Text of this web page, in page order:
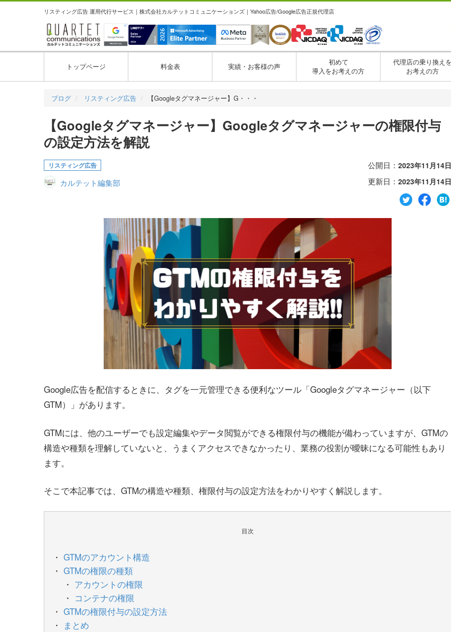
リスティング広告 運用代行サービス｜株式会社カルテットコミュニケーションズ｜Yahoo広告/Google広告正規代理店
トップページ 料金表 実績・お客様の声
初めて
導入をお考えの方
代理店の乗り換え
お考えの方
ブログ リスティング広告 【Googleタグマネージャー】G・・・
【Googleタグマネージャー】Googleタグマネージャーの権限付与
の設定方法を解説
リスティング広告
カルテット編集部
公開日： 2023年11月14日
更新日： 2023年11月14日
Google広告を配信するときに、タグを一元管理できる便利なツール「Googleタグマネージャー（以下
GTM）」があります。
GTMには、他のユーザーでも設定編集やデータ閲覧ができる権限付与の機能が備わっていますが、GTMの
構造や種類を理解していないと、うまくアクセスできなかったり、業務の役割が曖昧になる可能性もあり
ます。
そこで本記事では、GTMの構造や種類、権限付与の設定方法をわかりやすく解説します。
目次
GTMのアカウント構造
GTMの権限の種類
アカウントの権限
コンテナの権限
GTMの権限付与の設定方法
まとめ